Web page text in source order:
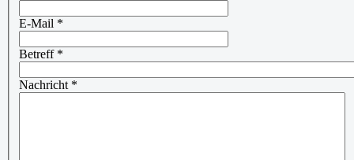
E-Mail *
Betreff*
Nachricht *